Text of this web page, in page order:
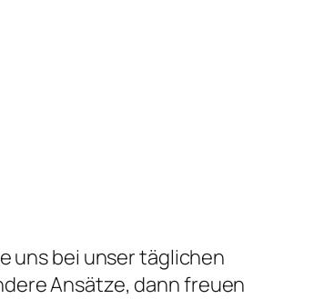
uns bei unser täglichen
Ansätze, dann freuen